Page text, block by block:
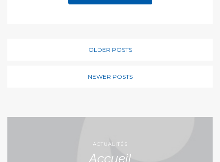
OLDER POSTS
NEWER POSTS
ACTUALITÉS
Accueil